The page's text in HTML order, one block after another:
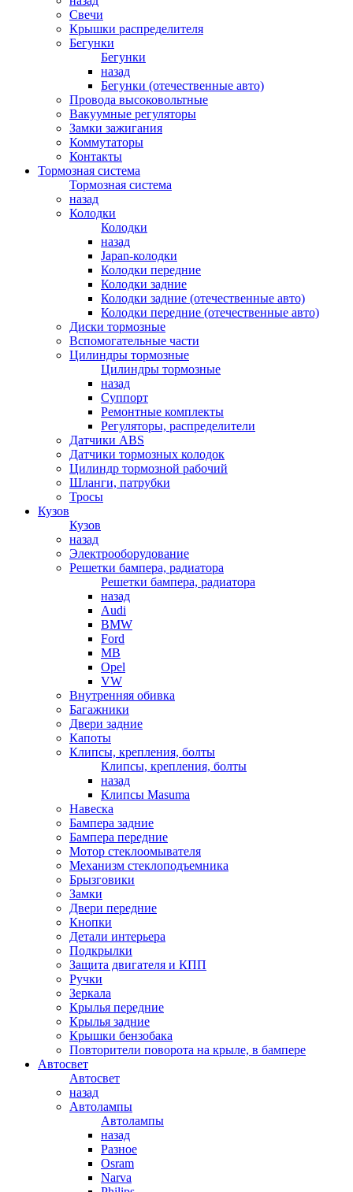
Свечи
Крышки распределителя
Бегунки
Бегунки
назад
Бегунки (отечественные авто)
Провода высоковольтные
Вакуумные регуляторы
Замки зажигания
Коммутаторы
Контакты
Тормозная система
Тормозная система
назад
Колодки
Колодки
назад
Japan-колодки
Колодки передние
Колодки задние
Колодки задние (отечественные авто)
Колодки передние (отечественные авто)
Диски тормозные
Вспомогательные части
Цилиндры тормозные
Цилиндры тормозные
назад
Суппорт
Ремонтные комплекты
Регуляторы, распределители
Датчики ABS
Датчики тормозных колодок
Цилиндр тормозной рабочий
Шланги, патрубки
Тросы
Кузов
Кузов
назад
Электрооборудование
Решетки бампера, радиатора
Решетки бампера, радиатора
назад
Audi
BMW
Ford
MB
Opel
VW
Внутренняя обивка
Багажники
Двери задние
Капоты
Клипсы, крепления, болты
Клипсы, крепления, болты
назад
Клипсы Masuma
Навеска
Бампера задние
Бампера передние
Мотор стеклоомывателя
Механизм стеклоподъемника
Брызговики
Замки
Двери передние
Кнопки
Детали интерьера
Подкрылки
Защита двигателя и КПП
Ручки
Зеркала
Крылья передние
Крылья задние
Крышки бензобака
Повторители поворота на крыле, в бампере
Автосвет
Автосвет
назад
Автолампы
Автолампы
назад
Разное
Osram
Narva